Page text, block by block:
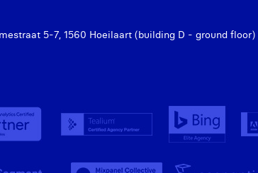
5-7, 1560 Hoeilaart (building D - ground